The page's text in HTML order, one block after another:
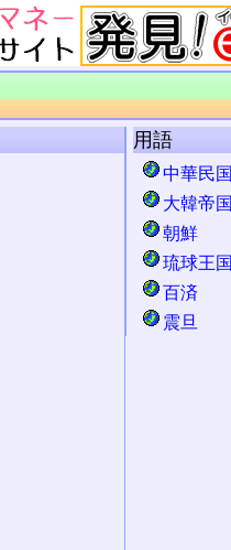
用語
中華民国
大韓帝国
朝鮮
琉球王国
百済
震旦